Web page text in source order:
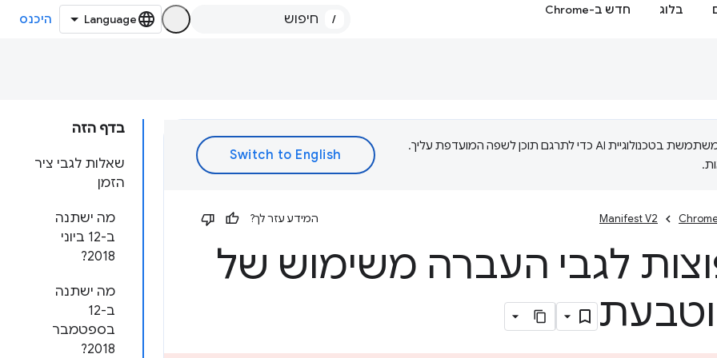
בלוג חדש ב-Chrome
/ היכנס
בדף הזה
שאלות לגבי ציר
הזמן
מה ישתנה
ב-12 ביוני
2018?
מה ישתנה
ב-12
בספטמבר
2018?
‫Google משתמשת בטכנולוגיית AI כדי לתרגם תוכן לשפה המועדפת עליך.
Manifest V2 המידע עזר לך?
לגבי העברה משימוש של